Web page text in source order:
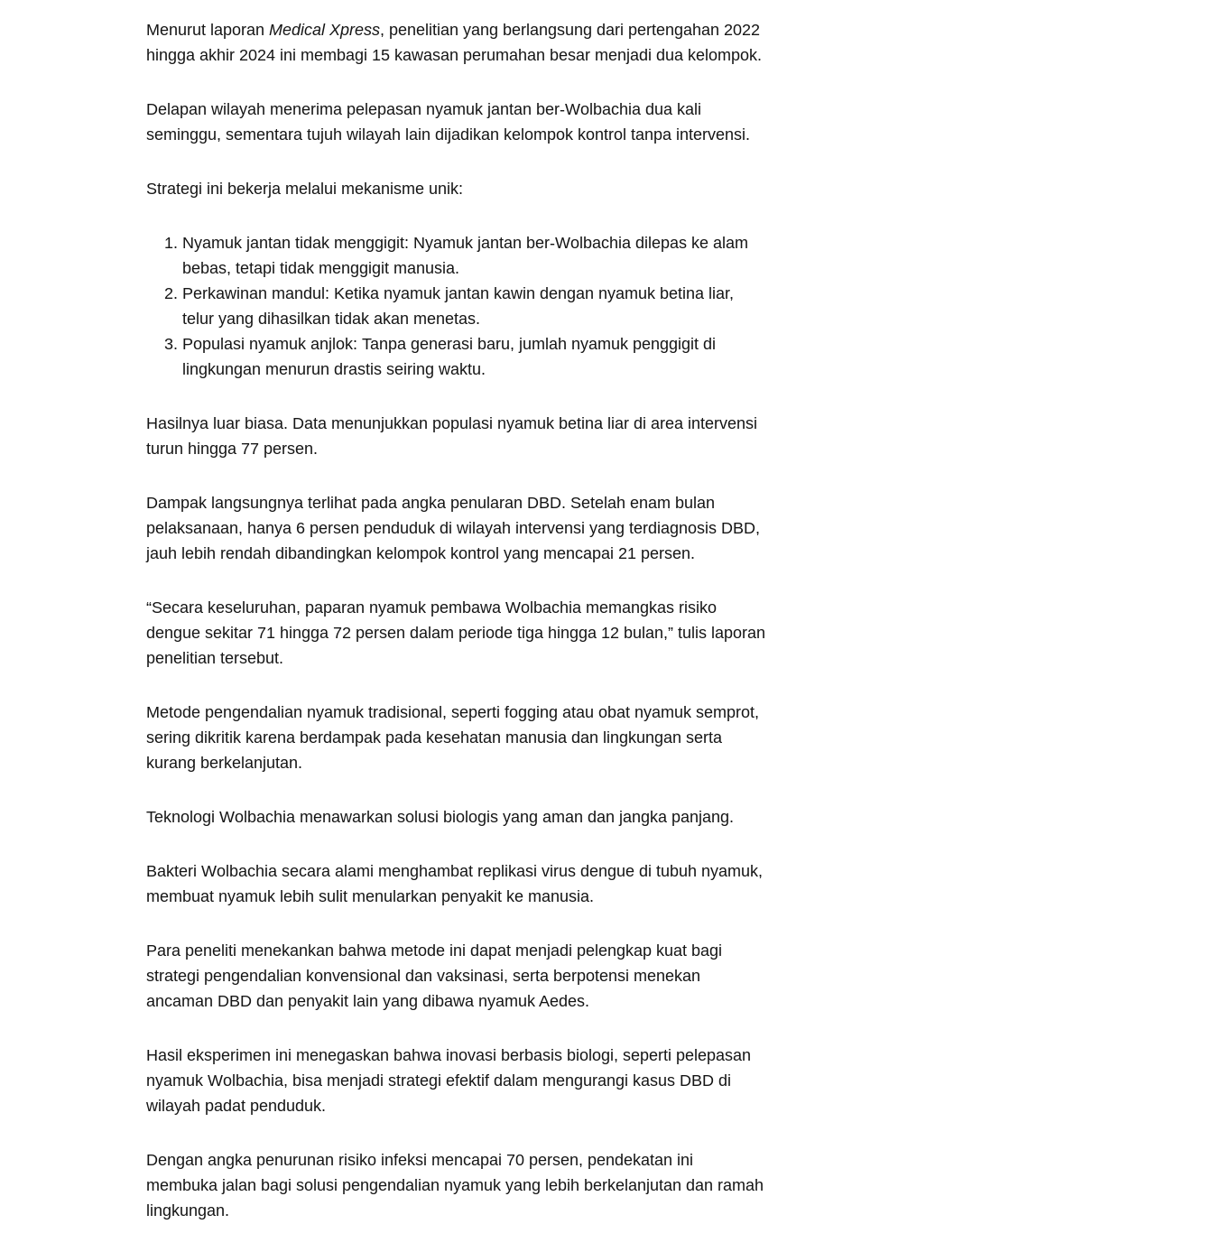
Menurut laporan Medical Xpress, penelitian yang berlangsung dari pertengahan 2022
hingga akhir 2024 ini membagi 15 kawasan perumahan besar menjadi dua kelompok.
Delapan wilayah menerima pelepasan nyamuk jantan ber-Wolbachia dua kali
seminggu, sementara tujuh wilayah lain dijadikan kelompok kontrol tanpa intervensi.
Strategi ini bekerja melalui mekanisme unik:
Nyamuk jantan tidak menggigit: Nyamuk jantan ber-Wolbachia dilepas ke alam
bebas, tetapi tidak menggigit manusia.
Perkawinan mandul: Ketika nyamuk jantan kawin dengan nyamuk betina liar,
telur yang dihasilkan tidak akan menetas.
Populasi nyamuk anjlok: Tanpa generasi baru, jumlah nyamuk penggigit di
lingkungan menurun drastis seiring waktu.
Hasilnya luar biasa. Data menunjukkan populasi nyamuk betina liar di area intervensi
turun hingga 77 persen.
Dampak langsungnya terlihat pada angka penularan DBD. Setelah enam bulan
pelaksanaan, hanya 6 persen penduduk di wilayah intervensi yang terdiagnosis DBD,
jauh lebih rendah dibandingkan kelompok kontrol yang mencapai 21 persen.
“Secara keseluruhan, paparan nyamuk pembawa Wolbachia memangkas risiko
dengue sekitar 71 hingga 72 persen dalam periode tiga hingga 12 bulan,” tulis laporan
penelitian tersebut.
Metode pengendalian nyamuk tradisional, seperti fogging atau obat nyamuk semprot,
sering dikritik karena berdampak pada kesehatan manusia dan lingkungan serta
kurang berkelanjutan.
Teknologi Wolbachia menawarkan solusi biologis yang aman dan jangka panjang.
Bakteri Wolbachia secara alami menghambat replikasi virus dengue di tubuh nyamuk,
membuat nyamuk lebih sulit menularkan penyakit ke manusia.
Para peneliti menekankan bahwa metode ini dapat menjadi pelengkap kuat bagi
strategi pengendalian konvensional dan vaksinasi, serta berpotensi menekan
ancaman DBD dan penyakit lain yang dibawa nyamuk Aedes.
Hasil eksperimen ini menegaskan bahwa inovasi berbasis biologi, seperti pelepasan
nyamuk Wolbachia, bisa menjadi strategi efektif dalam mengurangi kasus DBD di
wilayah padat penduduk.
Dengan angka penurunan risiko infeksi mencapai 70 persen, pendekatan ini
membuka jalan bagi solusi pengendalian nyamuk yang lebih berkelanjutan dan ramah
lingkungan.